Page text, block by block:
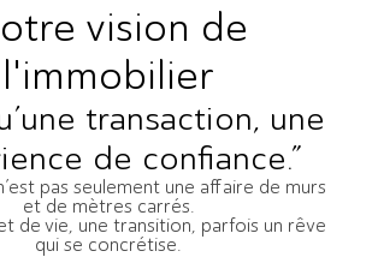
vision de
l'immobilier
transaction, une
de confiance.”
pas seulement une affaire de murs
et de mètres carrés.
de vie, une transition, parfois un rêve
qui se concrétise.